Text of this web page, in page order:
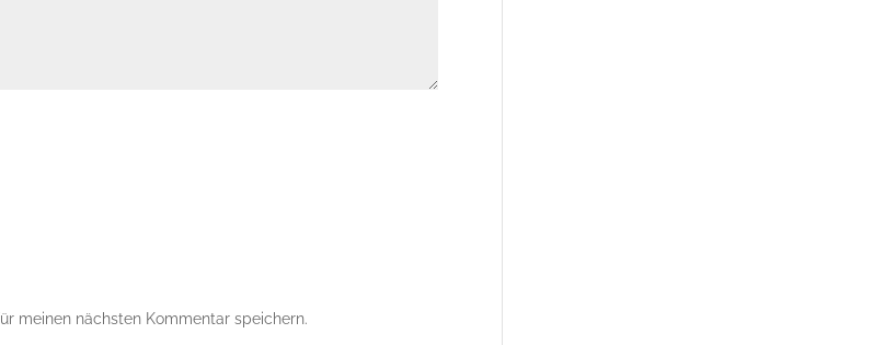
meinen nächsten Kommentar speichern.